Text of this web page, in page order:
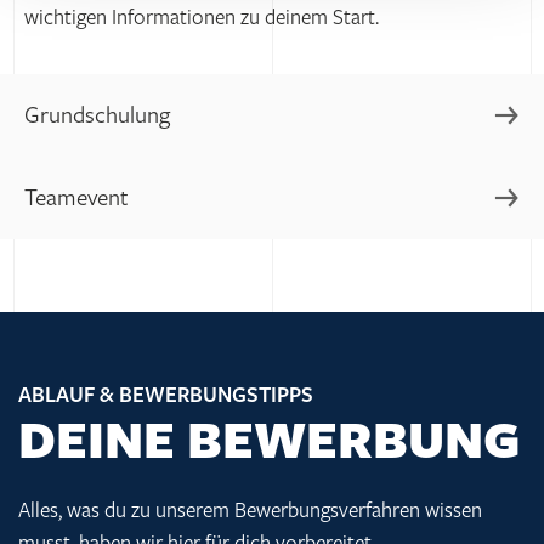
wichtigen Informationen zu deinem Start.
Grundschulung
Willkommen in Stemwede. Du lernst unseren Hauptsitz
du bekommst zusammen mit deiner persönlichen Erst-
Teamevent
ABLAUF & BEWERBUNGS­TIPPS
DEINE BEWERBUNG
Alles, was du zu unserem Bewerbungsverfahren wissen